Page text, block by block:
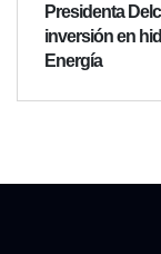
Presidenta
inversión en
Energía